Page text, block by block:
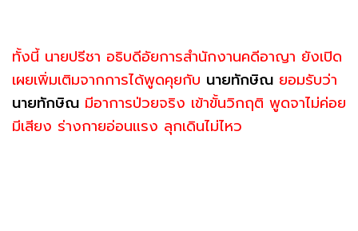
ทั้งนี้ นายปรีชา อธิบดีอัยการสำนักงานคดีอาญา ยังเปิด
เผยเพิ่มเติมจากการได้พูดคุยกับ นายทักษิณ ยอมรับว่า
นายทักษิณ มีอาการป่วยจริง เข้าขั้นวิกฤติ พูดจาไม่ค่อย
มีเสียง ร่างกายอ่อนแรง ลุกเดินไม่ไหว